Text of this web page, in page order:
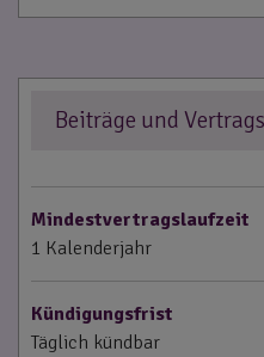
Beiträge und
Mindestvertragslaufzeit
1 Kalenderjahr
Kündigungsfrist
Täglich kündbar